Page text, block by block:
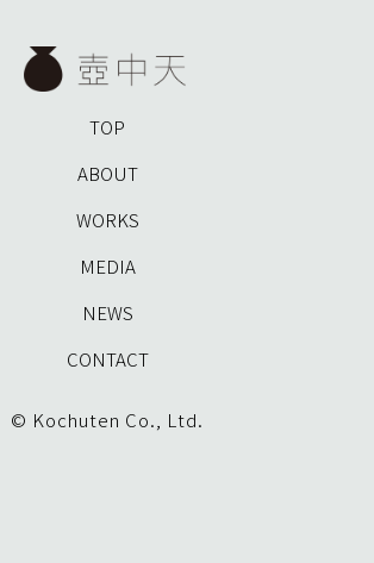
TOP
ABOUT
WORKS
MEDIA
NEWS
CONTACT
© Kochuten Co., Ltd.